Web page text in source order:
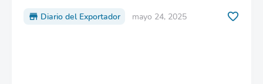
Diario del Exportador mayo 24, 2025